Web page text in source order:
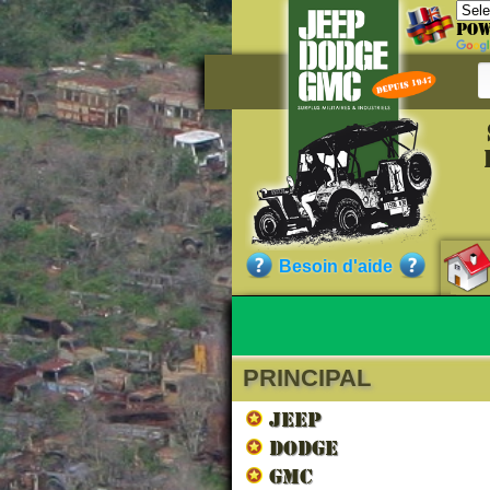
Besoin d'aide
PRINCIPAL
JEEP
DODGE
GMC
VT1202N
Qualité :
Nos